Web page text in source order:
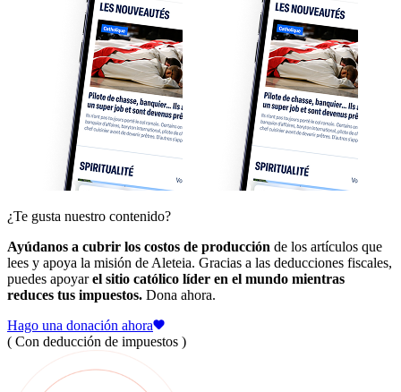
¿Te gusta nuestro contenido?
Ayúdanos a cubrir los costos de producción de los artículos que
lees y apoya la misión de Aleteia. Gracias a las deducciones fiscales,
puedes apoyarel sitio católico líder en el mundo mientras
reduces tus impuestos. Dona ahora.
Hago una donación ahora
( Con deducción de impuestos )